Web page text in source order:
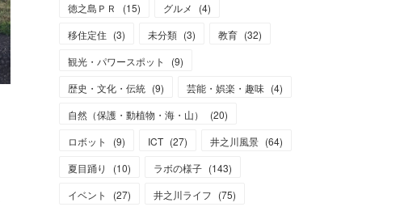
徳之島ＰＲ
(15) グルメ (4)
移住定住 (3) 未分類 (3) 教育 (32)
観光・パワースポット
(9)
歴史・文化・伝統 (9) 芸能・娯楽・趣味 (4)
自然（保護・動植物・海・山）
(20)
ロボット
(9) ICT (27) 井之川風景 (64)
夏目踊り
(10) ラボの様子 (143)
イベント
(27) 井之川ライフ (75)